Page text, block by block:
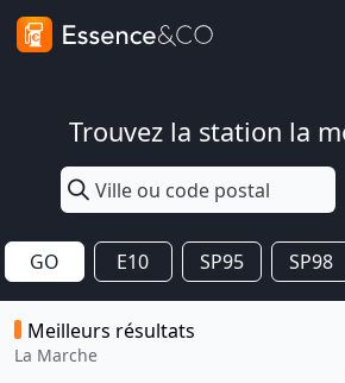
Trouvez la station la
GO E10 SP95 SP98
Meilleurs résultats
La Marche